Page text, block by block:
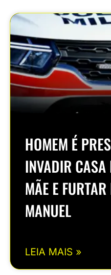
HOMEM É
INVADIR
MÃE E
MANUEL
LEIA MAIS »